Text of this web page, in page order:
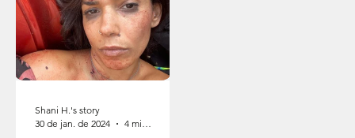
Shani H.'s story
30 de jan. de 2024
4 min de leitura